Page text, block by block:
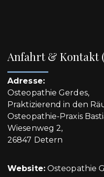
Anfahrt & Kontakt
Adresse:
Osteopathie Gerdes,
Praktizierend in den
Osteopathie-Praxis
Wiesenweg 2,
26847 Detern
Website: Osteopathie